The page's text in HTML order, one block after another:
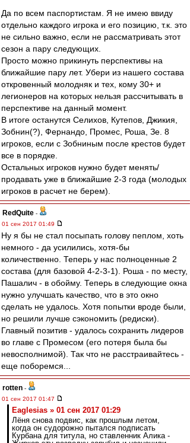
Да по всем паспортистам. Я не имею ввиду
отдельно каждого игрока и его позицию, т.к. это
не сильно важно, если не рассматривать этот
сезон а пару следующих.
Просто можно прикинуть перспективы на
ближайшие пару лет. Убери из нашего состава
откровенный молодняк и тех, кому 30+ и
легионеров на которых нельзя рассчитывать в
перспективе на данный момент.
В итоге останутся Селихов, Кутепов, Джикия,
Зобнин(?), Фернандо, Промес, Роша, Зе. 8
игроков, если с Зобниным после крестов будет
все в порядке.
Остальных игроков нужно будет менять/
продавать уже в ближайшие 2-3 года (молодых
игроков в расчет не берем).
RedQuite -
01 сен 2017 01:49
Ну я бы не стал посыпать голову пеплом, хоть
немного - да усилились, хотя-бы
количественно. Теперь у нас полноценные 2
состава (для базовой 4-2-3-1). Роша - по месту,
Пашалич - в обойму. Теперь в следующие окна
нужно улучшать качество, что в это окно
сделать не удалось. Хотя попытки вроде были,
но решили лучше сэкономить (редиски).
Главный позитив - удалось сохранить лидеров
во главе с Промесом (его потеря была бы
невосполнимой). Так что не расстраивайтесь -
еще поборемся...
rotten -
01 сен 2017 01:47
Eaglesias » 01 сен 2017 01:29
Лёня снова подвис, как прошлым летом,
когда он судорожно пытался подписать
Курбана для титула, но ставленник Алика -